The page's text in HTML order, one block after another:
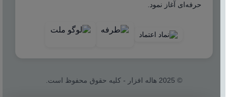
حرفه‌ای آغاز نمود.
© 2025 هاله افزار - کلیه حقوق محفوظ است.